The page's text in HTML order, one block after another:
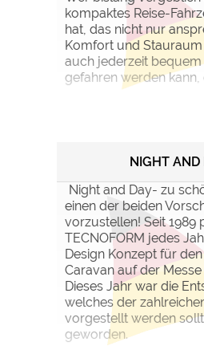
kompaktes Reise-
hat, das nicht nur
Komfort und
auch jederzeit bequem
gefahren werden
NIGHT AND
Night and Day- zu
einen der beiden
vorzustellen! Seit 1989
TECNOFORM jedes
Design Konzept für
Caravan auf der
Dieses Jahr war die
welches der
vorgestellt werden
geworden.